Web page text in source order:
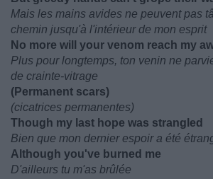
Mais les mains avides ne peuvent pas
chemin jusqu'à l'intérieur de mon esprit
No more will your venom reach my
Plus pour longtemps, ton venin ne
de crainte-vitrage
(Permanent scars)
(cicatrices permanentes)
Though my last hope was strangled
Bien que mon dernier espoir a été
Although you've burned me
D'ailleurs tu m'as brûlée